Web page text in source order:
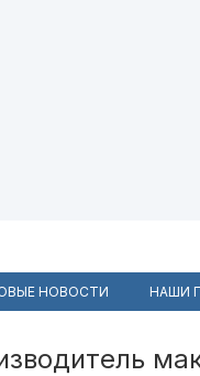
НОВОСТИ НАШИ